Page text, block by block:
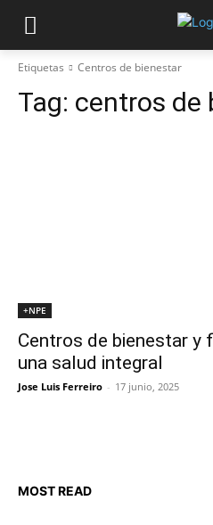
Etiquetas Centros de bienestar
Tag: centros de
+NPE
Centros de bienestar y
una salud integral
Jose Luis Ferreiro - 17 junio, 2025
MOST READ